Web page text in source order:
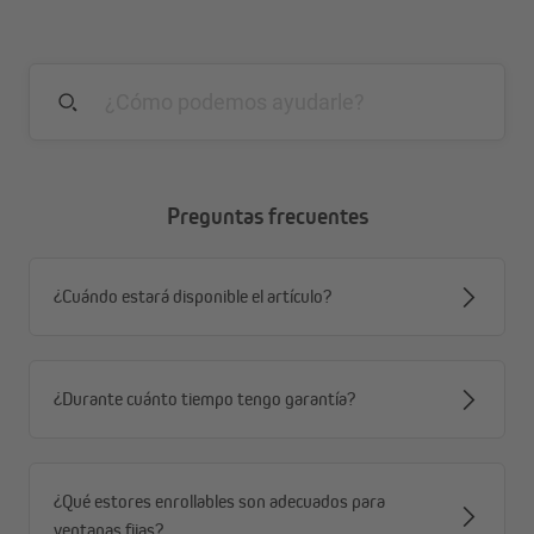
Preguntas frecuentes
¿Cuándo estará disponible el artículo?
¿Durante cuánto tiempo tengo garantía?
¿Qué estores enrollables son adecuados para